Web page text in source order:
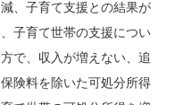
、子育て支援との結果が
子育て世帯の支援につい
で、収入が増えない、追
険料を除いた可処分所得